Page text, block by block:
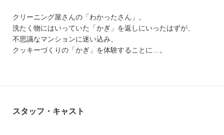
クリーニング屋さんの「わかったさん」。
洗たく物にはいっていた「かぎ」を返しにいったはずが、
不思議なマンションに迷い込み、
クッキーづくりの「かぎ」を体験することに…。
スタッフ・キャスト